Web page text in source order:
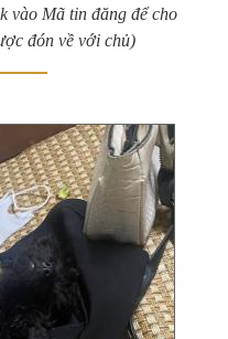
vào Mã tin đăng để cho
đón về với chủ)